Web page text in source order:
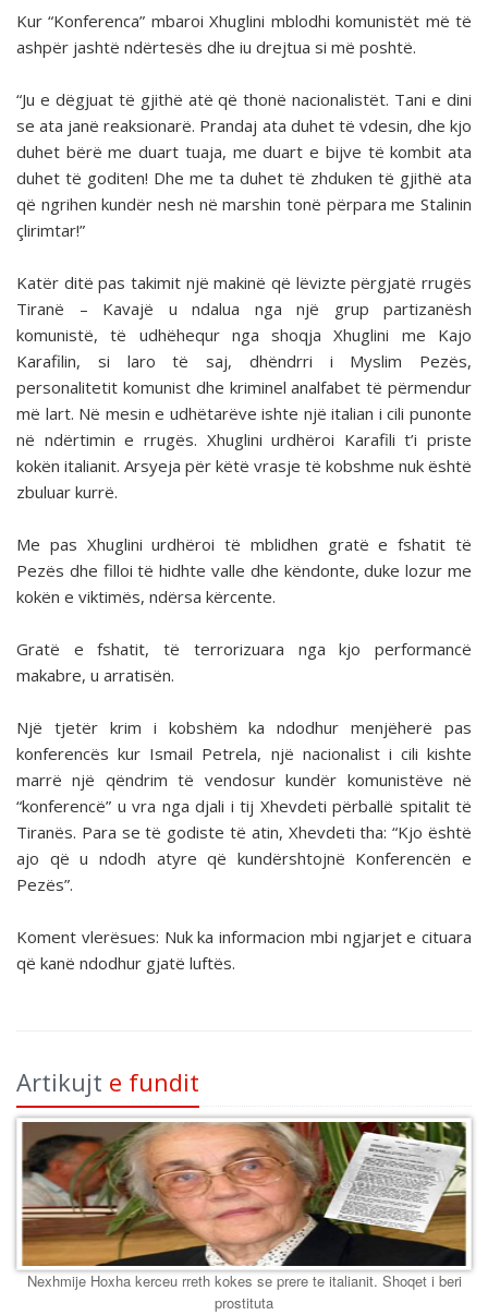
Kur “Konferenca” mbaroi Xhuglini mblodhi komunistët më të
ashpër jashtë ndërtesës dhe iu drejtua si më poshtë.
“Ju e dëgjuat të gjithë atë që thonë nacionalistët. Tani e dini
se ata janë reaksionarë. Prandaj ata duhet të vdesin, dhe kjo
duhet bërë me duart tuaja, me duart e bijve të kombit ata
duhet të goditen! Dhe me ta duhet të zhduken të gjithë ata
që ngrihen kundër nesh në marshin tonë përpara me Stalinin
çlirimtar!”
Katër ditë pas takimit një makinë që lëvizte përgjatë rrugës
Tiranë – Kavajë u ndalua nga një grup partizanësh
komunistë, të udhëhequr nga shoqja Xhuglini me Kajo
Karafilin, si laro të saj, dhëndrri i Myslim Pezës,
personalitetit komunist dhe kriminel analfabet të përmendur
më lart. Në mesin e udhëtarëve ishte një italian i cili punonte
në ndërtimin e rrugës. Xhuglini urdhëroi Karafili t’i priste
kokën italianit. Arsyeja për këtë vrasje të kobshme nuk është
zbuluar kurrë.
Me pas Xhuglini urdhëroi të mblidhen gratë e fshatit të
Pezës dhe filloi të hidhte valle dhe këndonte, duke lozur me
kokën e viktimës, ndërsa kërcente.
Gratë e fshatit, të terrorizuara nga kjo performancë
makabre, u arratisën.
Një tjetër krim i kobshëm ka ndodhur menjëherë pas
konferencës kur Ismail Petrela, një nacionalist i cili kishte
marrë një qëndrim të vendosur kundër komunistëve në
“konferencë” u vra nga djali i tij Xhevdeti përballë spitalit të
Tiranës. Para se të godiste të atin, Xhevdeti tha: “Kjo është
ajo që u ndodh atyre që kundërshtojnë Konferencën e
Pezës”.
Koment vlerësues: Nuk ka informacion mbi ngjarjet e cituara
që kanë ndodhur gjatë luftës.
Artikujt e fundit
Nexhmije Hoxha kerceu rreth kokes se prere te italianit. Shoqet i beri
prostituta